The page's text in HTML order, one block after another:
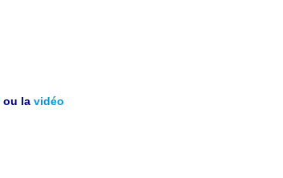
ou la vidéo